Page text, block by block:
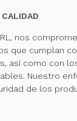
nos
que cumplan
así como con
Nuestro
de los